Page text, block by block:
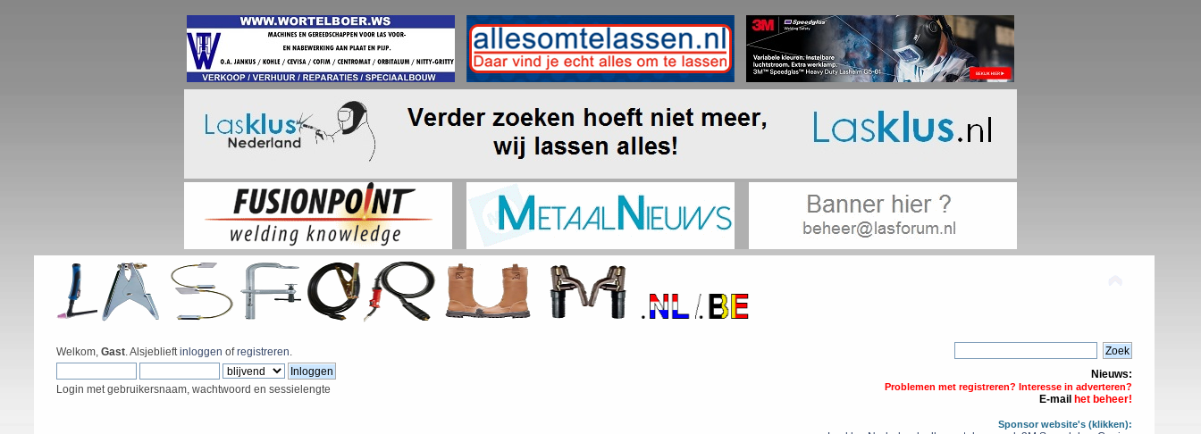
Welkom, Gast. Alsjeblieftinloggen ofregistreren.
Login met gebruikersnaam, wachtwoord en sessielengte
Nieuws:
Problemen met registreren? Interesse in adverteren?
E-mail het beheer!
Sponsor website's (klikken):